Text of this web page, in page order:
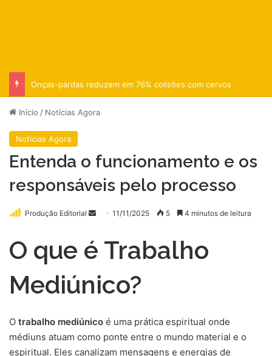
Onças-pardas reduzem em 76% colisões com cervos
Início / Notícias Agora
Notícias Agora
Entenda o funcionamento e os
responsáveis pelo processo
Produção Editorial
Mande
mail
11/11/2025 5 4 minutos de leitura
O que é Trabalho
Mediúnico?
O trabalho mediúnico é uma prática espiritual onde
médiuns atuam como ponte entre o mundo material e o
espiritual. Eles canalizam mensagens e energias de